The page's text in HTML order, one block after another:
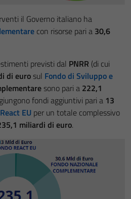
il Governo italiano ha
con risorse pari a 30,6
previsti dal PNRR (di cui
di euro sul Fondo di Sviluppo e
sono pari a 222,1
fondi aggiuntivi pari a 13
EU per un totale complessivo
miliardi di euro.